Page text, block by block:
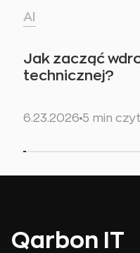
AI
Jak zacząć
technicznej?
6.23.2026 5 min
Qarbon IT